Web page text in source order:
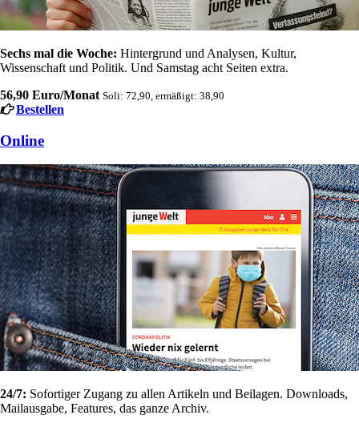
Sechs mal die Woche: Hintergrund und Analysen, Kultur,
Wissenschaft und Politik. Und Samstag acht Seiten extra.
56,90 Euro/Monat Soli: 72,90, ermäßigt: 38,90
Bestellen
Online
24/7: Sofortiger Zugang zu allen Artikeln und Beilagen. Downloads,
Mailausgabe, Features, das ganze Archiv.